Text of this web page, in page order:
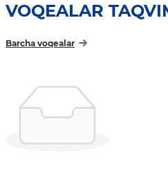
VOQEALAR
Barcha voqealar